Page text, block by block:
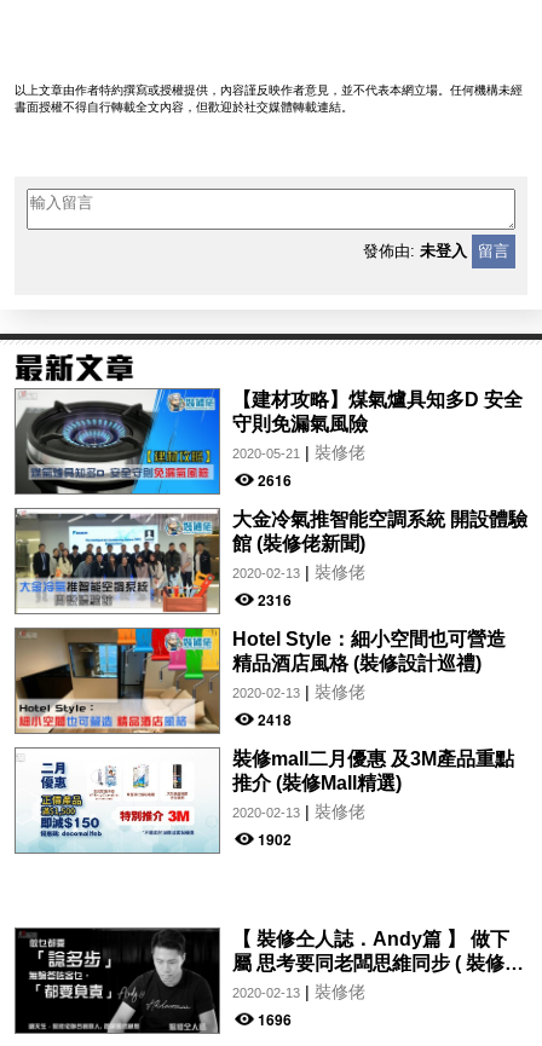
以上文章由作者特約撰寫或授權提供，內容謹反映作者意見，並不代表本網立場。任何機構未經
書面授權不得自行轉載全文內容，但歡迎於社交媒體轉載連結。
發佈由: 未登入 留言
【建材攻略】煤氣爐具知多D 安全
守則免漏氣風險
2020-05-21 | 裝修佬
2616
大金冷氣推智能空調系統 開設體驗
館 (裝修佬新聞)
2020-02-13| 裝修佬
2316
Hotel Style：細小空間也可營造
精品酒店風格 (裝修設計巡禮)
2020-02-13| 裝修佬
2418
裝修mall二月優惠 及3M產品重點
推介 (裝修Mall精選)
2020-02-13| 裝修佬
1902
【 裝修仝人誌．Andy篇 】 做下
屬 思考要同老闆思維同步 ( 裝修仝
人誌)
2020-02-13| 裝修佬
1696